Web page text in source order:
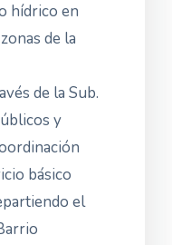
hídrico en
de la
de la Sub.
y
básico
el